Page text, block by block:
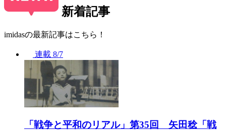
新着記事
imidasの最新記事はこちら！
連載 8/7
「戦争と平和のリアル」第35回 矢田稔「戦